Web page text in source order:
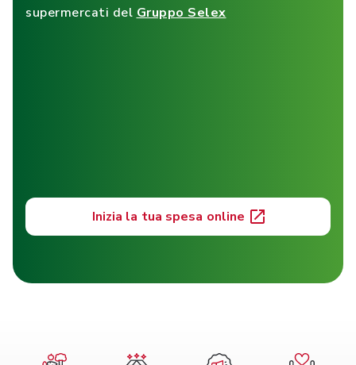
supermercati del Gruppo Selex
Inizia la tua spesa online